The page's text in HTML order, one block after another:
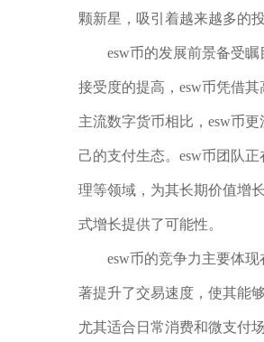
颗新星，吸引着越来越多的
esw币的发展前景备受
接受度的提高，esw币凭借
主流数字货币相比，esw币
己的支付生态。esw币团队
理等领域，为其长期价值增
式增长提供了可能性。
esw币的竞争力主要体
著提升了交易速度，使其能
尤其适合日常消费和微支付